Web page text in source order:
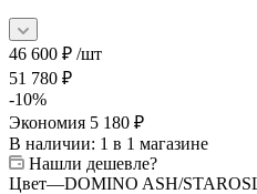
46 600 ₽ /шт
51 780 ₽
-10%
Экономия 5 180 ₽
В наличии: 1 в 1 магазине
Нашли дешевле?
Цвет—DOMINO ASH/